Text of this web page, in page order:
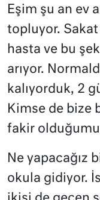
Eşim şu an ev
topluyor.
hasta ve bu
arıyor.
kalıyorduk, 2
Kimse de bize
fakir
Ne yapacağız
okula gidiyor.